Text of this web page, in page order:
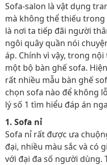
Sofa-salon là vật dụng
mà không thể thiếu
là nơi ta tiếp đãi người
ngôi quây quần nói
áp. Chính vì vậy, trong
một bộ bàn ghế sofa.
rất nhiều mẫu bàn ghế
chọn sofa nào để không
lý số 1 tìm hiểu đáp án
1. Sofa nỉ
Sofa nỉ rất được ưa
đại, nhiều màu sắc và có
với đại đa số người dùng.